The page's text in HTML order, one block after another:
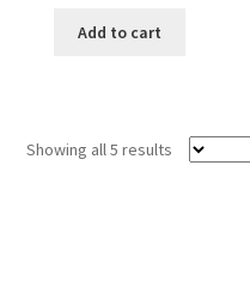
Add to cart
Showing all 5 results